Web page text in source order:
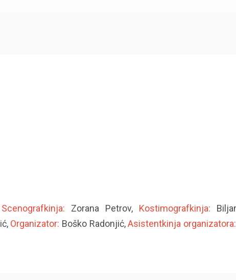
Scenografkinja: Zorana Petrov, Kostimografkinja:
Organizator: Boško Radonjić,Asistentkinja organizatora: